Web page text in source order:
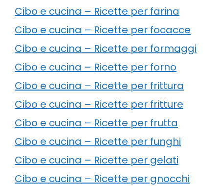
Cibo e cucina – Ricette per farina
Cibo e cucina – Ricette per focacce
Cibo e cucina – Ricette per formaggi
Cibo e cucina – Ricette per forno
Cibo e cucina – Ricette per frittura
Cibo e cucina – Ricette per fritture
Cibo e cucina – Ricette per frutta
Cibo e cucina – Ricette per funghi
Cibo e cucina – Ricette per gelati
Cibo e cucina – Ricette per gnocchi